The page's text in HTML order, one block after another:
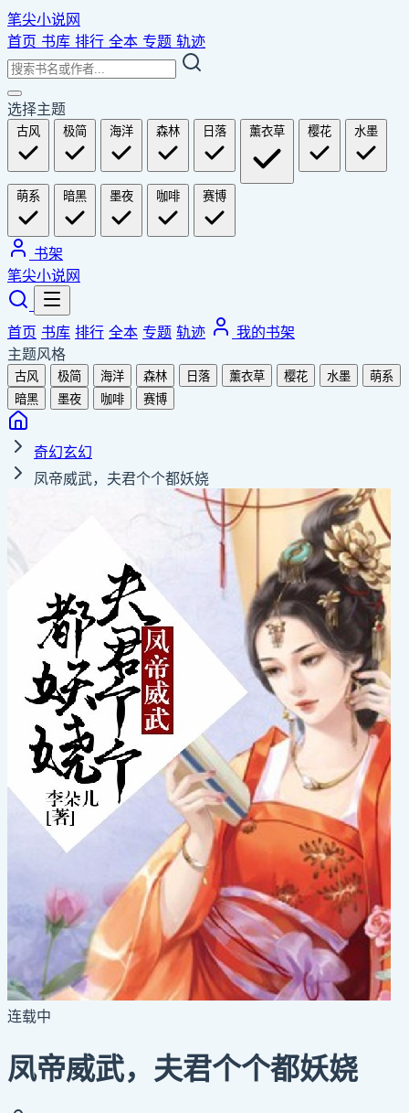
笔尖小说网
首页 书库 排行 全本 专题 轨迹
选择主题
古风 极简 海洋 森林 日落 薰衣草 樱花 水墨
萌系 暗黑 墨夜 咖啡 赛博
书架
笔尖小说网
首页 书库 排行 全本 专题 轨迹
我的书架
主题风格
古风 极简 海洋 森林 日落 薰衣草 樱花 水墨
萌系
暗黑
墨夜 咖啡 赛博
奇幻玄幻
凤帝威武，夫君个个都妖娆
连载中
凤帝威武，夫君个个都妖娆